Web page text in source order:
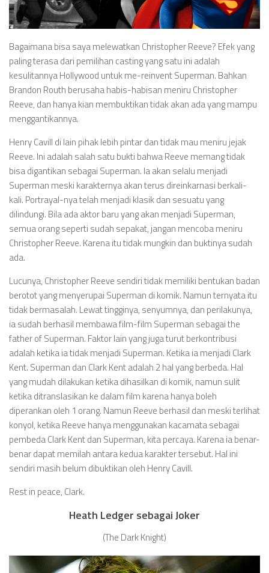
Bagaimana bisa saya melewatkan Christopher Reeve? Efek yang
paling terasa dari pemilihan casting yang satu ini adalah
kesulitannya Hollywood untuk me-reinvent Superman. Bahkan
Brandon Routh berusaha habis-habisan meniru Christopher
Reeve, dan hanya kian membuktikan tidak akan ada yang mampu
menggantikannya.
Henry Cavill di lain pihak lebih pintar dan tidak mau meniru jejak
Reeve. Ini adalah salah satu bukti bahwa Reeve memang tidak
bisa digantikan sebagai Superman. Ia akan selalu menjadi
Superman meski karakternya akan terus direinkarnasi berkali-
kali. Portrayal-nya telah menjadi klasik dan sesuatu yang
dilindungi. Bila ada aktor baru yang akan menjadi Superman,
semua orang seperti sudah sepakat, jangan mencoba meniru
Christopher Reeve. Karena itu tidak mungkin dan buktinya sudah
ada.
Lucunya, Christopher Reeve sendiri tidak memiliki bentukan badan
berotot yang menyerupai Superman di komik. Namun ternyata itu
tidak bermasalah. Lewat tingginya, senyumnya, dan perilakunya,
ia sudah berhasil membawa film-film Superman sebagai the
father of Superman. Faktor lain yang juga turut berkontribusi
adalah ketika ia tidak menjadi Superman. Ketika ia menjadi Clark
Kent. Superman dan Clark Kent adalah 2 hal yang berbeda. Hal
yang mudah dilakukan ketika dihasilkan di komik, namun sulit
ketika ditranslasikan ke dalam film karena hanya boleh
diperankan oleh 1 orang. Namun Reeve berhasil dan meski terlihat
konyol, ketika Reeve hanya menggunakan kacamata sebagai
pembeda Clark Kent dan Superman, kita percaya. Karena ia benar-
benar dapat memilah antara kedua karakter tersebut. Hal ini
sendiri masih belum dibuktikan oleh Henry Cavill.
Rest in peace, Clark.
Heath Ledger sebagai Joker
(The Dark Knight)